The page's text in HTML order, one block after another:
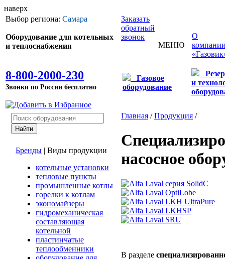
наверх
Выбор региона: Самара
Оборудование для котельных
и теплоснабжения
8-800-2000-230
Звонки по России бесплатно
Заказать
обратный
звонок
МЕНЮ
О
Газовое
оборудование
и
Бренды | Виды продукции
котельные установки
тепловые пункты
промышленные котлы
горелки к котлам
экономайзеры
гидромеханическая
составляющая
котельной
пластинчатые
теплообменники
Главная /Продукция /
насосное
В разделе